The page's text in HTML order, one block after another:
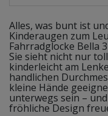
Alles, was bunt ist
Kinderaugen zum
Fahrradglocke Bella
Sie sieht nicht nur
kinderleicht am
handlichen
kleine Hände
unterwegs sein –
fröhliche Design